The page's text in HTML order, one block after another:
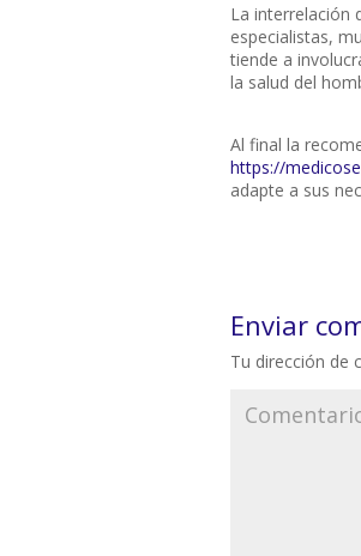
La interrelación
especialistas,
tiende a
la salud del
Al final la
https://
adapte a sus
Enviar
Tu dirección de